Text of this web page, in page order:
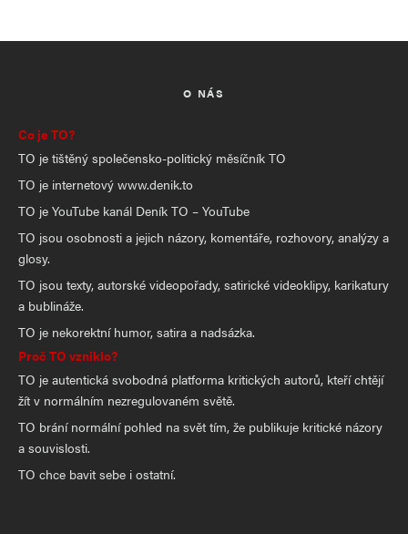
O NÁS
Co je TO?
TO je tištěný společensko-politický měsíčník TO
TO je internetový www.denik.to
TO je YouTube kanál Deník TO – YouTube
TO jsou osobnosti a jejich názory, komentáře, rozhovory, analýzy a
glosy.
TO jsou texty, autorské videopořady, satirické videoklipy, karikatury
a bublináže.
TO je nekorektní humor, satira a nadsázka.
Proč TO vzniklo?
TO je autentická svobodná platforma kritických autorů, kteří chtějí
žít v normálním nezregulovaném světě.
TO brání normální pohled na svět tím, že publikuje kritické názory
a souvislosti.
TO chce bavit sebe i ostatní.